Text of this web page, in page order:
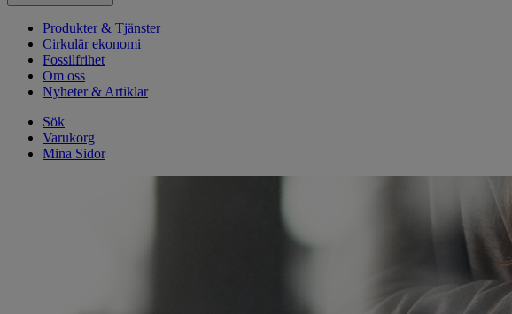
Produkter & Tjänster
Cirkulär ekonomi
Fossilfrihet
Om oss
Nyheter & Artiklar
Sök
Varukorg
Mina Sidor